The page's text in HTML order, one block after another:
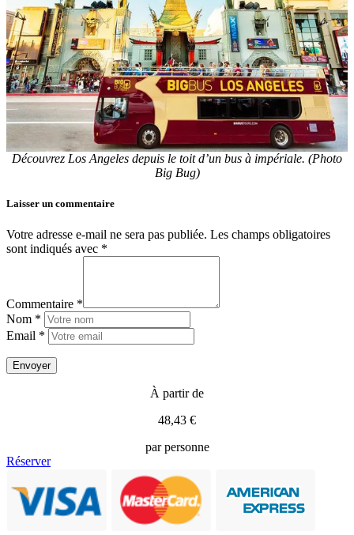
Découvrez Los Angeles depuis le toit d’un bus à impériale. (Photo
Big Bug)
Laisser un commentaire
Votre adresse e-mail ne sera pas publiée. Les champs obligatoires
sont indiqués avec *
Commentaire *
Nom *
Email *
À partir de
48,43 €
par personne
Réserver